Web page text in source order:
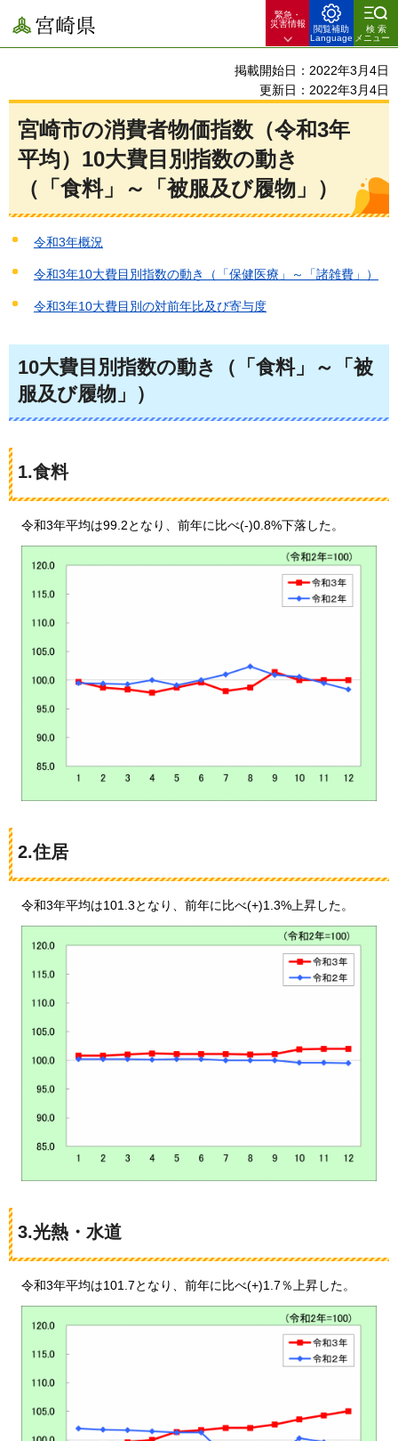
宮崎県
緊急・
災害情報
閲覧補助
Language
検索
メニュー
掲載開始日：2022年3月4日
更新日：2022年3月4日
宮崎市の消費者物価指数（令和3年
平均）10大費目別指数の動き
（「食料」～「被服及び履物」）
令和3年概況
令和3年10大費目別指数の動き（「保健医療」～「諸雑費」）
令和3年10大費目別の対前年比及び寄与度
10大費目別指数の動き（「食料」～「被
服及び履物」）
1.食料
令和3年平均は99.2となり、 前年に比べ(-)0.8%下落した。
2.住居
令和3年平均は101.3となり、 前年に比べ(+)1.3%上昇した。
3.光熱・水道
令和3年平均は101.7となり、 前年に比べ(+)1.7％上昇した。